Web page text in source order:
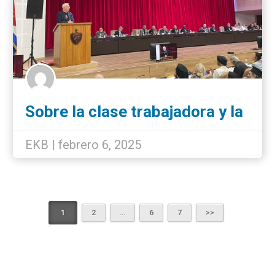
Sobre la clase trabajadora y la
EKB | febrero 6, 2025
1 2 … 6 7